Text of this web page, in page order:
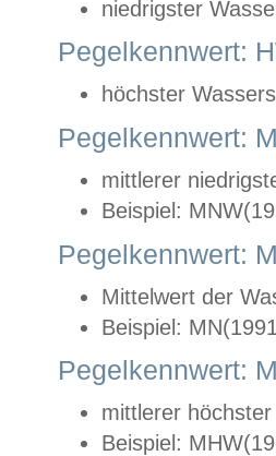
niedrigster
Pegelkennwert:
höchster
Pegelkennwert:
mittlerer
Beispiel:
Pegelkennwert:
Mittelwert der
Beispiel:
Pegelkennwert:
mittlerer
Beispiel: